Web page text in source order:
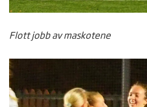
Flott jobb av maskotene